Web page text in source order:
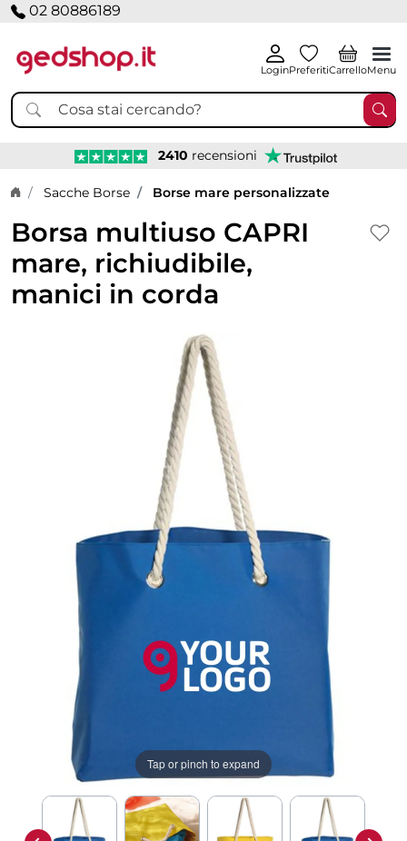
02 80886189
LoginPreferitiCarrelloMenu
2410 recensioni
Home page
Sacche Borse Borse mare personalizzate
Borsa multiuso CAPRI
mare, richiudibile,
manici in corda
Tap or pinch to expand